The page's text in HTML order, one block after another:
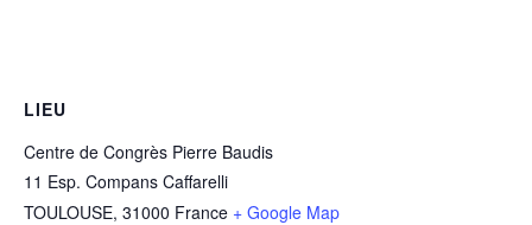
LIEU
Centre de Congrès Pierre Baudis
11 Esp. Compans Caffarelli
TOULOUSE, 31000 France + Google Map